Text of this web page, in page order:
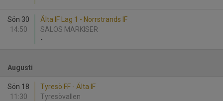
Sön 30
14:50
Älta IF Lag 1 - Norrstrands IF
SALOS MARKISER
-
Augusti
Sön 18
11:30
Tyresö FF - Älta IF
Tyresövallen